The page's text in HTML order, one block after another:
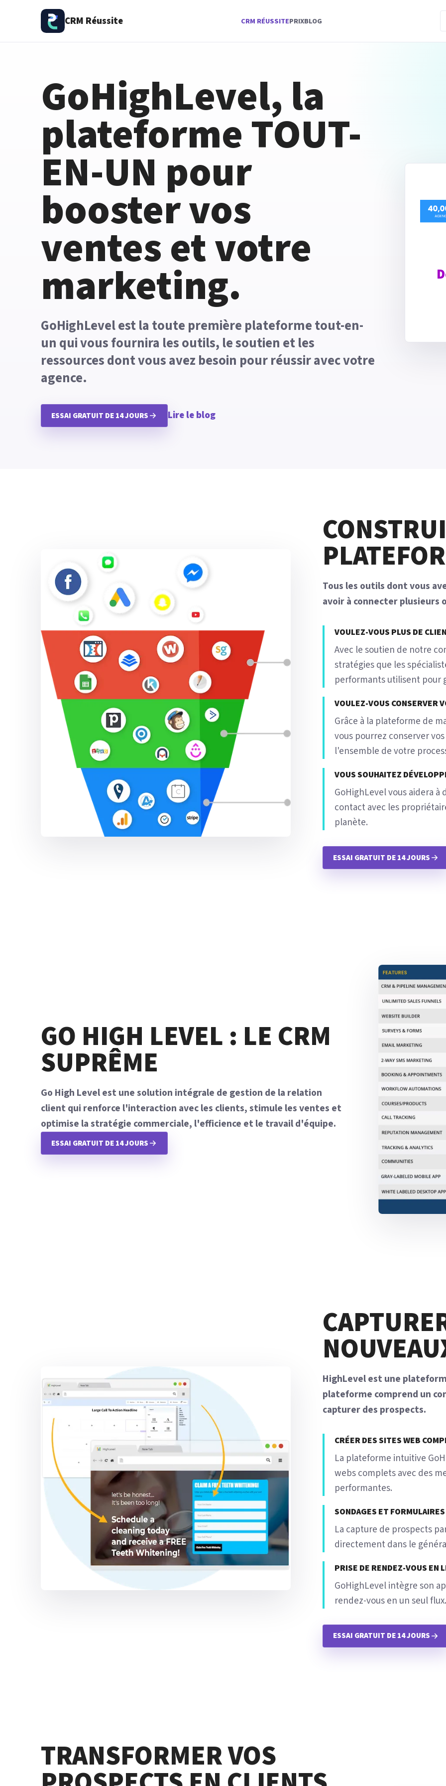
CRM Réussite CRM RÉUSSITEPRIXBLOG
GoHighLevel, la
plateforme TOUT-
EN-UN pour
booster vos
ventes et votre
marketing.
GoHighLevel est la toute première plateforme tout-en-
un qui vous fournira les outils, le soutien et les
ressources dont vous avez besoin pour réussir avec votre
agence.
ESSAI GRATUIT DE 14 JOURS Lire le blog
Tous les outils dont vous
avoir à connecter plusieurs
VOULEZ-VOUS PLUS DE
Avec le soutien de notre
stratégies que les
performants utilisent pour
VOULEZ-VOUS CONSERVER
Grâce à la plateforme de
vous pourrez conserver
l'ensemble de votre
VOUS SOUHAITEZ
GoHighLevel vous aidera
contact avec les
planète.
ESSAI GRATUIT DE 14 JOURS
GO HIGH LEVEL : LE CRM
SUPRÊME
Go High Level est une solution intégrale de gestion de la relation
client qui renforce l'interaction avec les clients, stimule les ventes et
optimise la stratégie commerciale, l'efficience et le travail d'équipe.
ESSAI GRATUIT DE 14 JOURS
HighLevel est une
plateforme comprend un
capturer des prospects.
CRÉER DES SITES WEB
La plateforme intuitive
webs complets avec des
performantes.
SONDAGES ET
La capture de prospects
directement dans le
PRISE DE RENDEZ-VOUS EN
GoHighLevel intègre son
rendez-vous en un seul
ESSAI GRATUIT DE 14 JOURS
TRANSFORMER VOS